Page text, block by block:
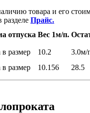
товара и его
Прайс.
отпуска Вес 1м/п.
в размер 10.2 3.0м/
в размер 10.156 28.5